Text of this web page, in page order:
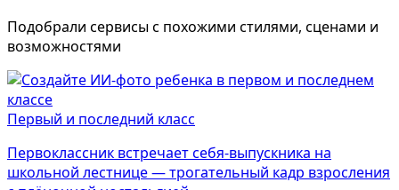
Подобрали сервисы с похожими стилями, сценами и
возможностями
Первый и последний класс
Первоклассник встречает себя-выпускника на
школьной лестнице — трогательный кадр взросления